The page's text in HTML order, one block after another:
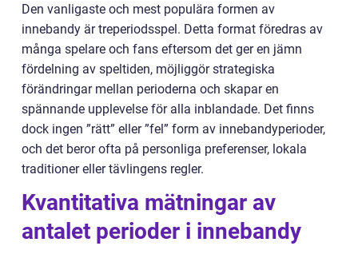
Den vanligaste och mest populära formen av
innebandy är treperiodsspel. Detta format föredras av
många spelare och fans eftersom det ger en jämn
fördelning av speltiden, möjliggör strategiska
förändringar mellan perioderna och skapar en
spännande upplevelse för alla inblandade. Det finns
dock ingen ”rätt” eller ”fel” form av innebandyperioder,
och det beror ofta på personliga preferenser, lokala
traditioner eller tävlingens regler.
Kvantitativa mätningar av
antalet perioder i innebandy